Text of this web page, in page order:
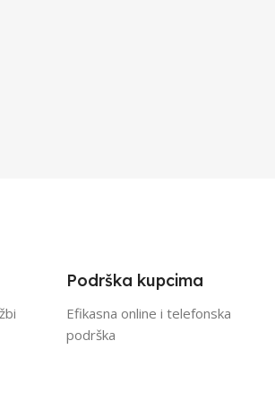
Podrška kupcima
Efikasna online i telefonska
podrška